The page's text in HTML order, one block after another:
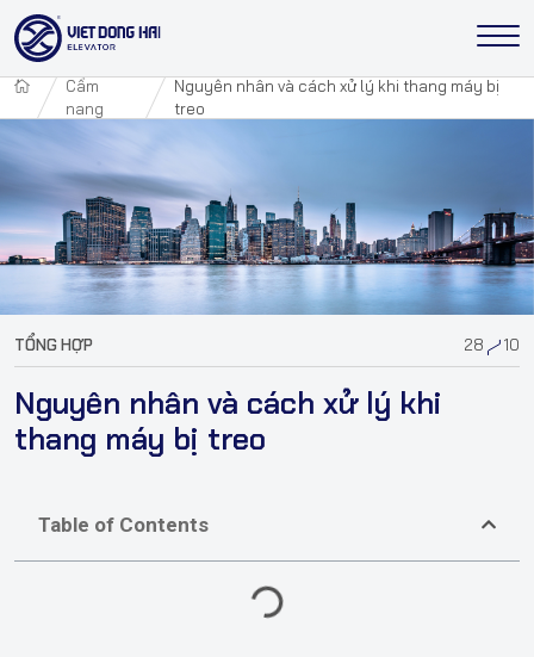
Cẩm
nang
Nguyên nhân và cách xử lý khi thang máy bị
treo
TỔNG HỢP 28 10
Nguyên nhân và cách xử lý khi
thang máy bị treo
Table of Contents